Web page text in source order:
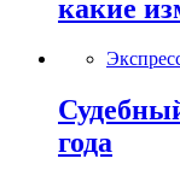
какие
года